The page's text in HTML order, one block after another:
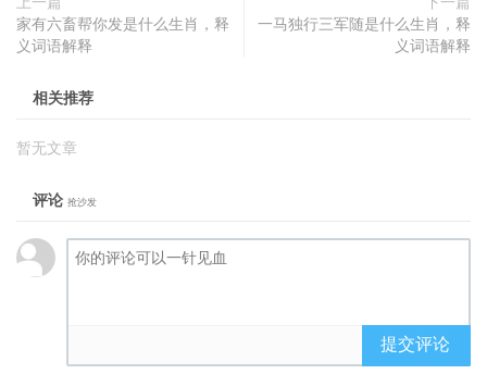
家有六畜帮你发是什么生肖，释
义词语解释
一马独行三军随是什么生肖，释
义词语解释
相关推荐
暂无文章
评论 抢沙发
提交评论